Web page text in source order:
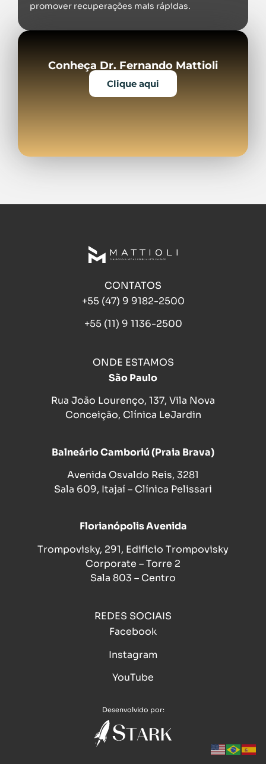
promover recuperações mais rápidas.
Conheça Dr. Fernando Mattioli
Clique aqui
CONTATOS
+55 (47) 9 9182-2500
+55 (11) 9 1136-2500
ONDE ESTAMOS
São Paulo
Rua João Lourenço, 137, Vila Nova
Conceição, Clínica LeJardin
Balneário Camboriú (Praia Brava)
Avenida Osvaldo Reis, 3281
Sala 609, Itajaí – Clínica Pelissari
Florianópolis Avenida
Trompovisky, 291, Edifício Trompovisky
Corporate – Torre 2
Sala 803 – Centro
REDES SOCIAIS
Facebook
Instagram
YouTube
Desenvolvido por: